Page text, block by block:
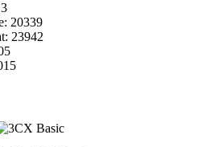
20339
23942